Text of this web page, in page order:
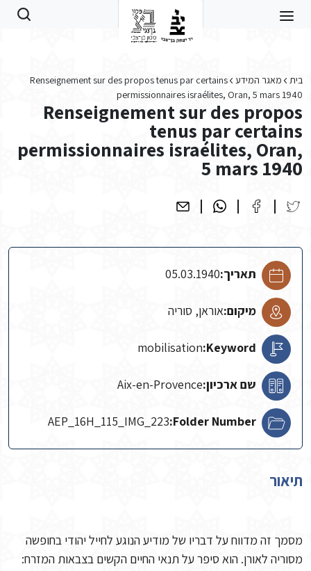
בית מאגר המידע
Renseignement sur des propos tenus par certains
permissionnaires israélites, Oran, 5 mars 1940
Renseignement sur des propos
tenus par certains
permissionnaires israélites, Oran,
5 mars 1940
תאריך:05.03.1940
מיקום:אוראן, סוריה
Keyword:
mobilisation
שם ארכיון:Aix-en-Provence
Folder Number:
AEP_16H_115_IMG_223
תיאור
מסמך זה מדווח על דבריו של מודיע הנוגע לחייל יהודי בחופשה
מסוריה לאורן. הוא סיפר על תנאי החיים הקשים בצבאות המזרח: